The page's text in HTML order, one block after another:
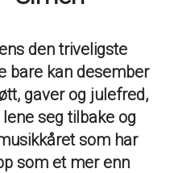
den triveligste
bare kan desember
gaver og julefred,
seg tilbake og
som har
som et mer enn